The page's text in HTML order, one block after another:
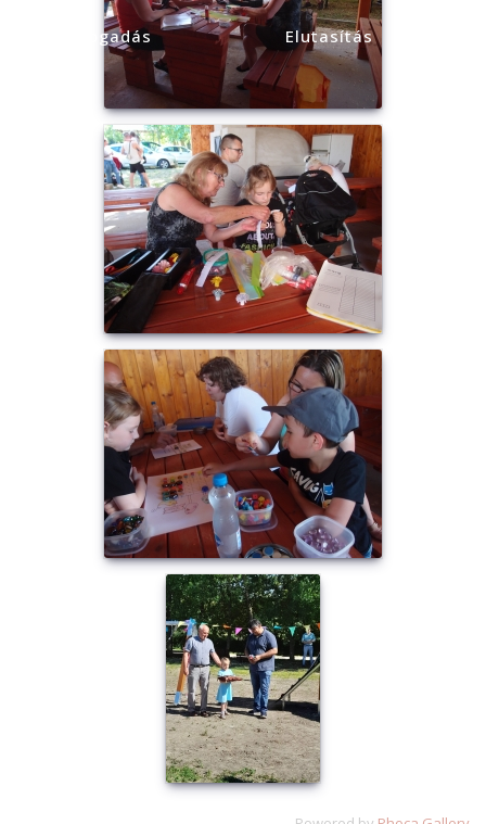
Elfogadás Elutasítás